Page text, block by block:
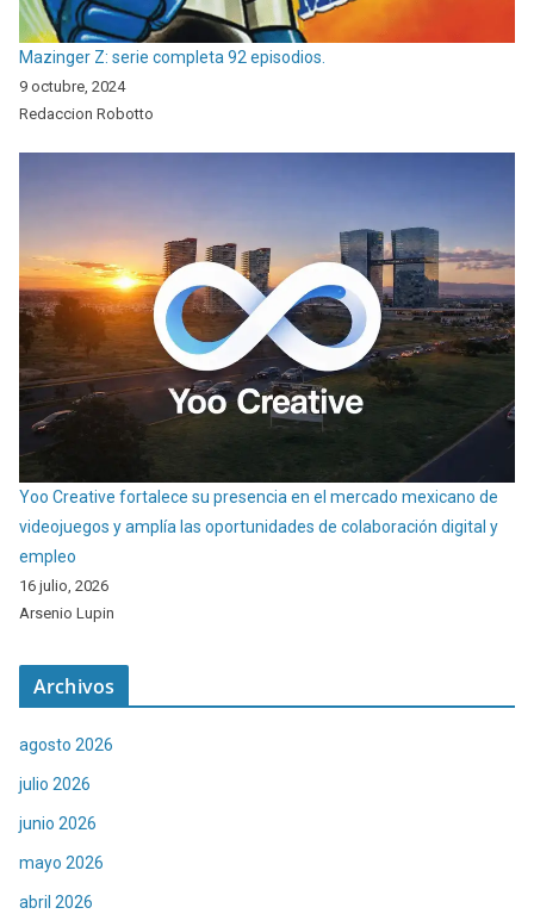
Mazinger Z: serie completa 92 episodios.
9 octubre, 2024
Redaccion Robotto
Yoo Creative fortalece su presencia en el mercado mexicano de
videojuegos y amplía las oportunidades de colaboración digital y
empleo
16 julio, 2026
Arsenio Lupin
Archivos
agosto 2026
julio 2026
junio 2026
mayo 2026
abril 2026